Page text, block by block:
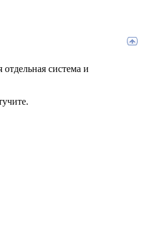
система и